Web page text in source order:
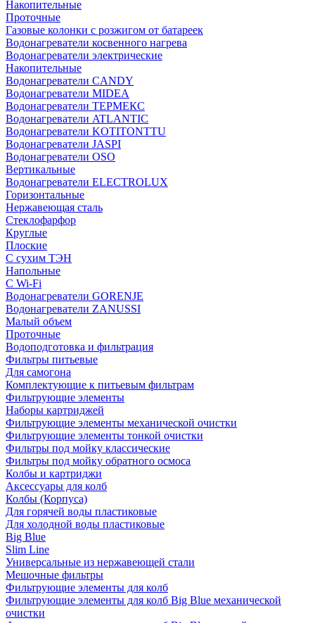
Накопительные
Проточные
Газовые колонки с розжигом от батареек
Водонагреватели косвенного нагрева
Водонагреватели электрические
Накопительные
Водонагреватели CANDY
Водонагреватели MIDEA
Водонагреватели ТЕРМЕКС
Водонагреватели ATLANTIC
Водонагреватели KOTITONTTU
Водонагреватели JASPI
Водонагреватели OSO
Вертикальные
Водонагреватели ELECTROLUX
Горизонтальные
Нержавеющая сталь
Стеклофарфор
Круглые
Плоские
С сухим ТЭН
Напольные
С Wi-Fi
Водонагреватели GORENJE
Водонагреватели ZANUSSI
Малый объем
Проточные
Водоподготовка и фильтрация
Фильтры питьевые
Для самогона
Комплектующие к питьевым фильтрам
Фильтрующие элементы
Наборы картриджей
Фильтрующие элементы механической очистки
Фильтрующие элементы тонкой очистки
Фильтры под мойку классические
Фильтры под мойку обратного осмоса
Колбы и картриджи
Аксессуары для колб
Колбы (Корпуса)
Для горячей воды пластиковые
Для холодной воды пластиковые
Big Blue
Slim Line
Универсальные из нержавеющей стали
Мешочные фильтры
Фильтрующие элементы для колб
Фильтрующие элементы для колб Big Blue механической
очистки